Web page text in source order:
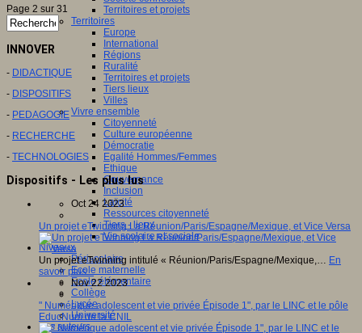
Territoires et projets
Territoires
Europe
International
Régions
Ruralité
Territoires et projets
Tiers lieux
Villes
Vivre ensemble
Citoyenneté
Culture européenne
Démocratie
Egalité Hommes/Femmes
Ethique
Gouvernance
Inclusion
Laïcité
Ressources citoyenneté
Tiers - lieux
Vie scolaire et sociale
Niveaux
Périscolaire
Ecole maternelle
Ecole élémentaire
Collège
Lycée
Université
Les auteurs
Page 2 sur 31
INNOVER
- DIDACTIQUE
- DISPOSITIFS
- PEDAGOGIE
- RECHERCHE
- TECHNOLOGIES
Dispositifs - Les plus lus
Oct 24 2023
Un projet eTwinning La Réunion/Paris/Espagne/Mexique, et Vice Versa
Un projet eTwinning intitulé « Réunion/Paris/Espagne/Mexique,… En
savoir plus...
Nov 22 2023
" Numérique adolescent et vie privée Épisode 1", par le LINC et le pôle
EducNum de la CNIL